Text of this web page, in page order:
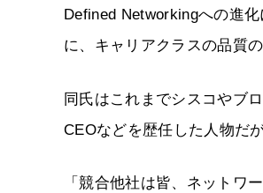
Defined Networkingへの進
に、キャリアクラスの品質
同氏はこれまでシスコやブ
CEOなどを歴任した人物だ
「競合他社は皆、ネットワ